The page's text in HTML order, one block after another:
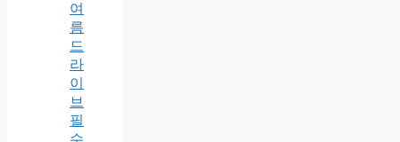
여
름
드
라
이
브
필